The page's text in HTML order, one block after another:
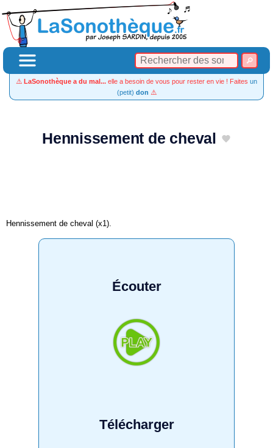
⚠️ LaSonothèque a du mal... elle a besoin de vous pour rester en vie ! Faites un
(petit) don ⚠️
Hennissement de cheval
Hennissement de cheval (x1).
Écouter
Télécharger